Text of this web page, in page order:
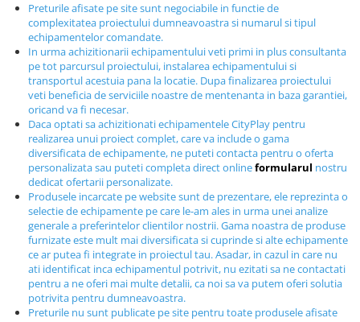
Ciclism
Street Workout
Terenuri Multisport
Trasee Ninja
Echipamente fitness
Mese de jocuri
MOBILIER URBAN
Garduri/Imprejmuiri
Cosuri de gunoi
Panouri pentru informare/Marcaje
Foisoare si pergole
Rastel Biciclete
Banci
Preturile afisate pe site sunt negociabile in functie de
complexitatea proiectului dumneavoastra si numarul si tipul
echipamentelor comandate.
In urma achizitionarii echipamentului veti primi in plus consultanta
pe tot parcursul proiectului, instalarea echipamentului si
transportul acestuia pana la locatie. Dupa finalizarea proiectului
veti beneficia de serviciile noastre de mentenanta in baza garantiei,
oricand va fi necesar.
Daca optati sa achizitionati echipamentele CityPlay pentru
realizarea unui proiect complet, care va include o gama
diversificata de echipamente, ne puteti contacta pentru o oferta
personalizata sau puteti completa direct onlineformularul nostru
dedicat ofertarii personalizate.
Produsele incarcate pe website sunt de prezentare, ele reprezinta o
selectie de echipamente pe care le-am ales in urma unei analize
generale a preferintelor clientilor nostrii. Gama noastra de produse
furnizate este mult mai diversificata si cuprinde si alte echipamente
ce ar putea fi integrate in proiectul tau. Asadar, in cazul in care nu
ati identificat inca echipamentul potrivit, nu ezitati sa ne contactati
pentru a ne oferi mai multe detalii, ca noi sa va putem oferi solutia
potrivita pentru dumneavoastra.
Preturile nu sunt publicate pe site pentru toate produsele afisate